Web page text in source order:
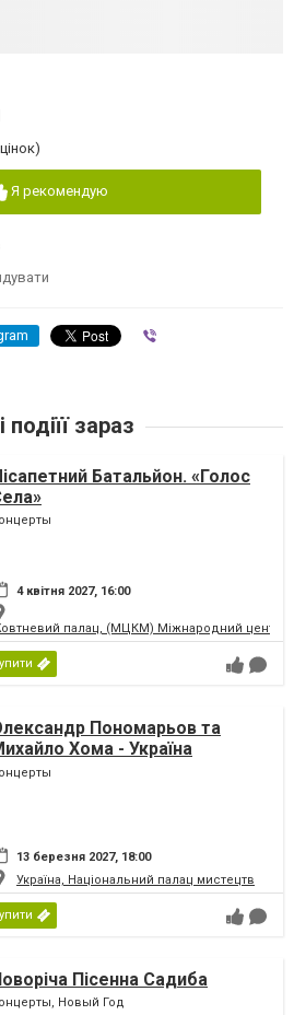
Я рекомендую
подіїї зараз
Батальйон. «Голос
4 квітня 2027, 16:00
палац, (МЦКМ) Міжнародний центр
Пономарьов та
Хома - Україна
13 березня 2027, 18:00
Україна, Національний палац мистецтв
Пісенна Садиба
Новый Год